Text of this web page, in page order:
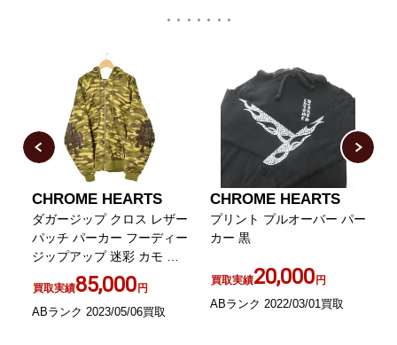
CHROME HEARTS
ダガージップ クロス レザー
パッチ パーカー フーディー
ジップアップ 迷彩 カモ M
買取実績85,000円
ABランク 2023/05/06買取
CHROME HEARTS
プリント プルオーバー パー
カー 黒
買取実績20,000円
ABランク 2022/03/01買取